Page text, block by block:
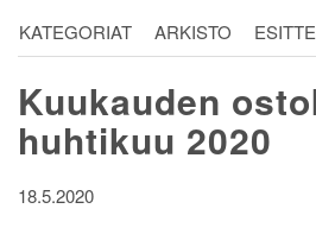
KATEGORIAT ARKISTO
Kuukauden
huhtikuu 2020
18.5.2020